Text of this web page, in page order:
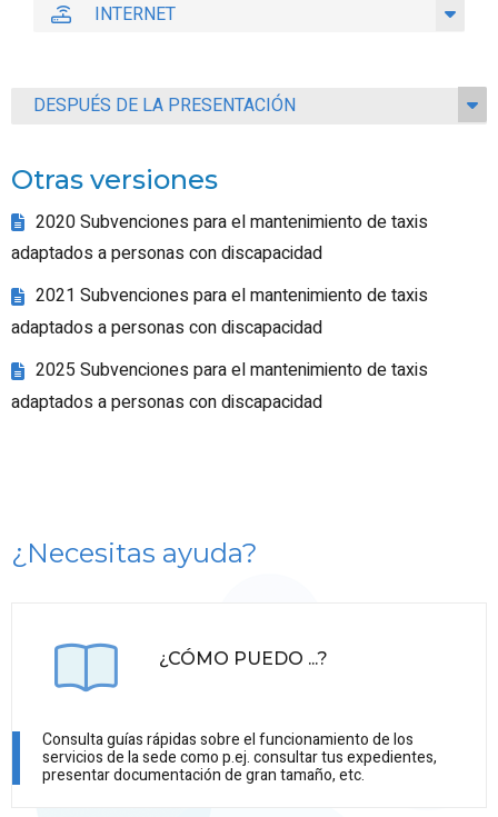
INTERNET
DESPUÉS DE LA PRESENTACIÓN
Otras versiones
2020 Subvenciones para el mantenimiento de taxis
adaptados a personas con discapacidad
2021 Subvenciones para el mantenimiento de taxis
adaptados a personas con discapacidad
2025 Subvenciones para el mantenimiento de taxis
adaptados a personas con discapacidad
¿Necesitas ayuda?
¿CÓMO PUEDO ...?
Consulta guías rápidas sobre el funcionamiento de los
servicios de la sede como p.ej. consultar tus expedientes,
presentar documentación de gran tamaño, etc.